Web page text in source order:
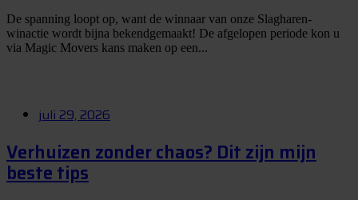
De spanning loopt op, want de winnaar van onze Slagharen-
winactie wordt bijna bekendgemaakt! De afgelopen periode kon u
via Magic Movers kans maken op een...
juli 29, 2026
Verhuizen zonder chaos? Dit zijn mijn
beste tips